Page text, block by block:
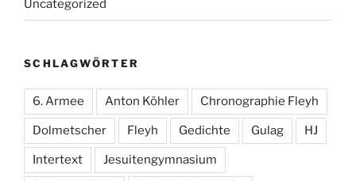
Uncategorized
SCHLAGWÖRTER
6. Armee Anton Köhler Chronographie Fleyh
Dolmetscher Fleyh Gedichte Gulag HJ
Intertext Jesuitengymnasium